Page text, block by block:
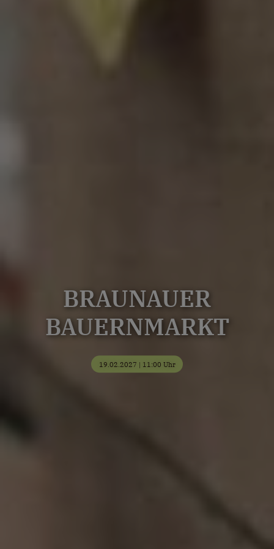
BRAUNAUER
BAUERNMARKT
19.02.2027 | 11:00 Uhr